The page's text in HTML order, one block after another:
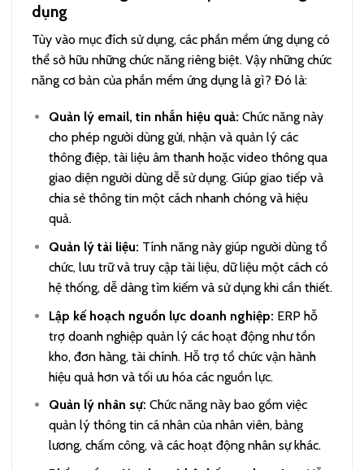
dụng
Tùy vào mục đích sử dụng, các phần mềm ứng dụng có
thể sở hữu những chức năng riêng biệt. Vậy những chức
năng cơ bản của phần mềm ứng dụng là gì? Đó là:
Quản lý email, tin nhắn hiệu quả: Chức năng này
cho phép người dùng gửi, nhận và quản lý các
thông điệp, tài liệu âm thanh hoặc video thông qua
giao diện người dùng dễ sử dụng. Giúp giao tiếp và
chia sẻ thông tin một cách nhanh chóng và hiệu
quả.
Quản lý tài liệu: Tính năng này giúp người dùng tổ
chức, lưu trữ và truy cập tài liệu, dữ liệu một cách có
hệ thống, dễ dàng tìm kiếm và sử dụng khi cần thiết.
Lập kế hoạch nguồn lực doanh nghiệp: ERP hỗ
trợ doanh nghiệp quản lý các hoạt động như tồn
kho, đơn hàng, tài chính. Hỗ trợ tổ chức vận hành
hiệu quả hơn và tối ưu hóa các nguồn lực.
Quản lý nhân sự: Chức năng này bao gồm việc
quản lý thông tin cá nhân của nhân viên, bảng
lương, chấm công, và các hoạt động nhân sự khác.